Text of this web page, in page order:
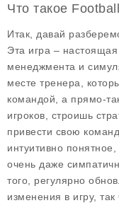
Что такое
Итак, давай
Эта игра –
менеджмента и
месте тренера,
командой, а прямо-
игроков, строишь
привести свою
интуитивно
очень даже
того, регулярно
изменения в игру,